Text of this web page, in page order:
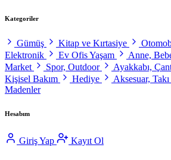
Kategoriler
Gümüş Kitap ve Kırtasiye
Elektronik
Ev Ofis Yaşam Anne,
Market
Spor, Outdoor Ayakkabı,
Kişisel Bakım
Hediye Aksesuar, Takı
Madenler
Hesabım
Giriş Yap Kayıt Ol